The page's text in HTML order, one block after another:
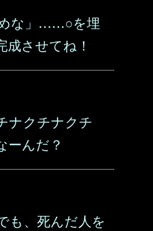
めな」……○を埋
成させてね！
ナクチナクチ
ーんだ？
も、死んだ人を